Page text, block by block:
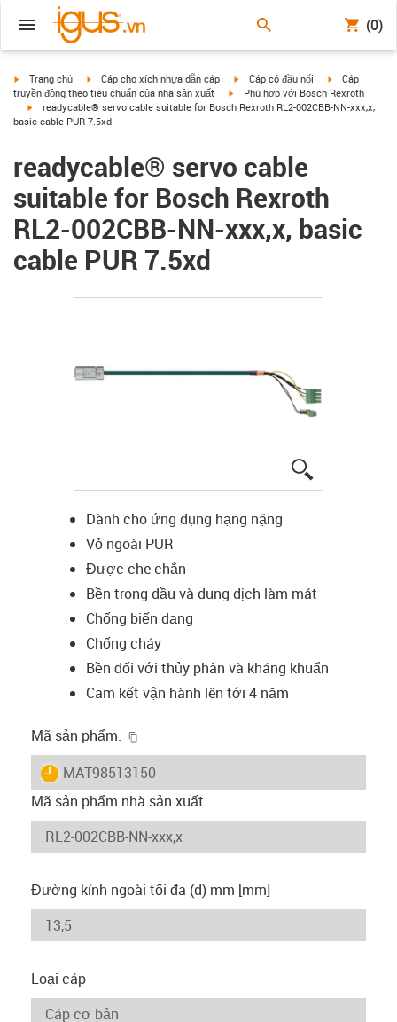
(0)
igus-icon-arrow-right
Trang chủ igus-icon-arrow-right
Cáp cho xích nhựa dẫn cáp igus-icon-arrow-right
Cáp có đầu nối igus-icon-
Cáp
truyền động theo tiêu chuẩn của nhà sản xuất
igus-icon-arrow-right
Phù hợp với Bosch Rexroth
igus-icon-arrow-right
readycable® servo cable suitable for Bosch Rexroth RL2-002CBB-NN-xxx,x,
basic cable PUR 7.5xd
readycable® servo cable
suitable for Bosch Rexroth
RL2-002CBB-NN-xxx,x, basic
cable PUR 7.5xd
Dành cho ứng dụng hạng nặng
Vỏ ngoài PUR
Được che chắn
Bền trong dầu và dung dịch làm mát
Chống biến dạng
Chống cháy
Bền đối với thủy phân và kháng khuẩn
Cam kết vận hành lên tới 4 năm
Mã sản phẩm.
igus-icon-lieferzeit
MAT98513150
Mã sản phẩm nhà sản xuất
Đường kính ngoài tối đa (d) mm [mm]
Loại cáp